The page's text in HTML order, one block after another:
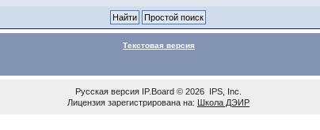
Текстовая версия
Русская версия IP.Board© 2026 IPS, Inc
Лицензия зарегистрирована на: Школа ДЭИР